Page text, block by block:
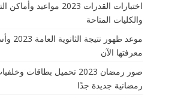
اختبارات القدرات 2023 مواعيد
والكليات المتاحة
موعد
معرفتها الآن
صور رمضان 2023 تحميل بطاقات
رمضانية جديدة جدًا